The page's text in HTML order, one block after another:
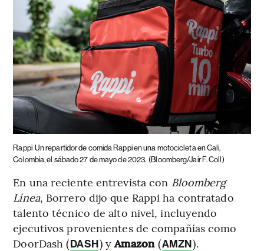
Rappi Un repartidor de comida Rappi en una motocicleta en Cali,
Colombia, el sábado 27 de mayo de 2023. (Bloomberg/Jair F. Coll)
En una reciente entrevista con Bloomberg
Línea, Borrero dijo que Rappi ha contratado
talento técnico de alto nivel, incluyendo
ejecutivos provenientes de compañías como
DoorDash (DASH) yAmazon (AMZN).